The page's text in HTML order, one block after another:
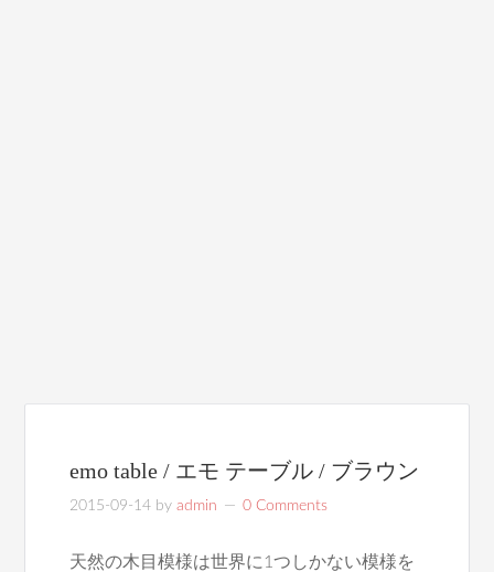
emo table / エモ テーブル / ブラウン
2015-09-14 byadmin 0 Comments
天然の木目模様は世界に1つしかない模様を